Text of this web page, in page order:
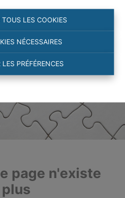
TOUS LES COOKIES
NÉCESSAIRES
PRÉFÉRENCES
page n'existe
plus